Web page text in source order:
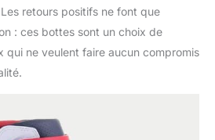
retours positifs ne font que
: ces bottes sont un choix de
qui ne veulent faire aucun compromis